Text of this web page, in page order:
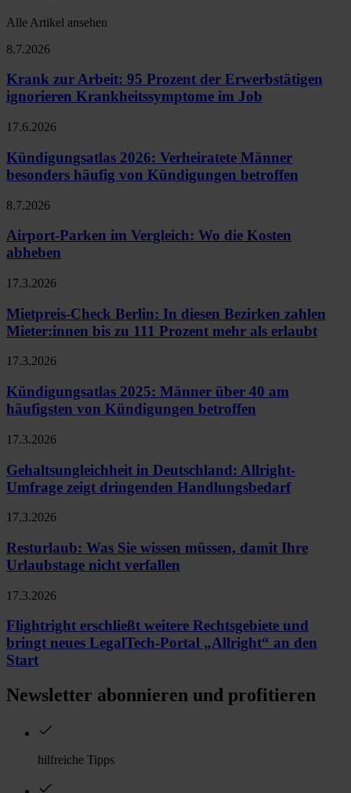
Alle Artikel ansehen
8.7.2026
Krank zur Arbeit: 95 Prozent der Erwerbstätigen
ignorieren Krankheitssymptome im Job
17.6.2026
Kündigungsatlas 2026: Verheiratete Männer
besonders häufig von Kündigungen betroffen
8.7.2026
Airport-Parken im Vergleich: Wo die Kosten
abheben
17.3.2026
Mietpreis-Check Berlin: In diesen Bezirken zahlen
Mieter:innen bis zu 111 Prozent mehr als erlaubt
17.3.2026
Kündigungsatlas 2025: Männer über 40 am
häufigsten von Kündigungen betroffen
17.3.2026
Gehaltsungleichheit in Deutschland: Allright-
Umfrage zeigt dringenden Handlungsbedarf
17.3.2026
Resturlaub: Was Sie wissen müssen, damit Ihre
Urlaubstage nicht verfallen
17.3.2026
Flightright erschließt weitere Rechtsgebiete und
bringt neues LegalTech-Portal „Allright“ an den
Start
Newsletter abonnieren und profitieren
hilfreiche Tipps